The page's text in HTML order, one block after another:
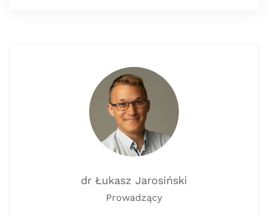
dr Łukasz Jarosiński
Prowadzący